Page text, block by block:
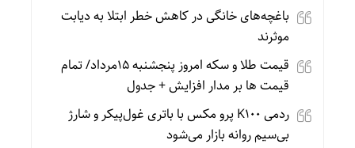
باغچه‌های خانگی در کاهش خطر ابتلا به دیابت
موثرند
قیمت طلا و سکه امروز پنجشنبه 15مرداد/ تمام
قیمت ها بر مدار افزایش + جدول
ردمی K100 پرو مکس با باتری غول‌پیکر و شارژ
بی‌سیم روانه بازار می‌شود